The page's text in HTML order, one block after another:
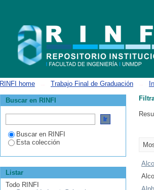
RINFI home Trabajo Final de Graduación
Buscar en RINFI
Buscar en RINFI
Esta colección
Listar
Todo RINFI